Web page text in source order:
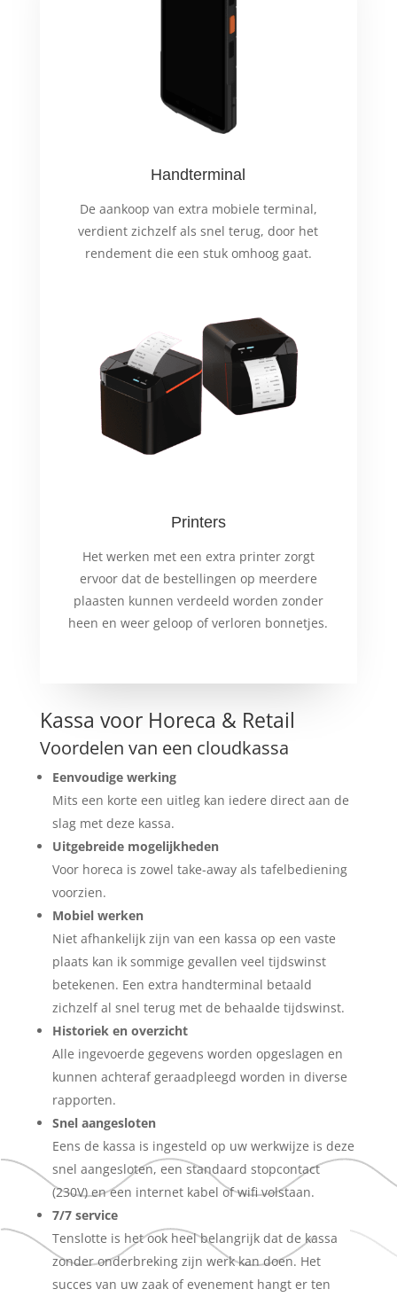
Handterminal
De aankoop van extra mobiele terminal,
verdient zichzelf als snel terug, door het
rendement die een stuk omhoog gaat.
Printers
Het werken met een extra printer zorgt
ervoor dat de bestellingen op meerdere
plaasten kunnen verdeeld worden zonder
heen en weer geloop of verloren bonnetjes.
Kassa voor Horeca & Retail
Voordelen van een cloudkassa
Eenvoudige werking
Mits een korte een uitleg kan iedere direct aan de
slag met deze kassa.
Uitgebreide mogelijkheden
Voor horeca is zowel take-away als tafelbediening
voorzien.
Mobiel werken
Niet afhankelijk zijn van een kassa op een vaste
plaats kan ik sommige gevallen veel tijdswinst
betekenen. Een extra handterminal betaald
zichzelf al snel terug met de behaalde tijdswinst.
Historiek en overzicht
Alle ingevoerde gegevens worden opgeslagen en
kunnen achteraf geraadpleegd worden in diverse
rapporten.
Snel aangesloten
Eens de kassa is ingesteld op uw werkwijze is deze
snel aangesloten, een standaard stopcontact
(230V) en een internet kabel of wifi volstaan.
7/7 service
Tenslotte is het ook heel belangrijk dat de kassa
zonder onderbreking zijn werk kan doen. Het
succes van uw zaak of evenement hangt er ten